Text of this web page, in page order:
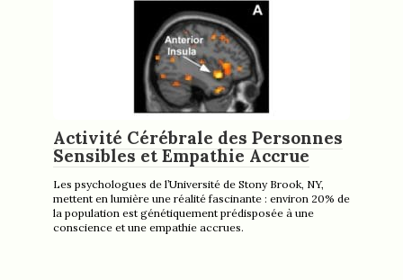
Activité Cérébrale des Personnes
Sensibles et Empathie Accrue
Les psychologues de l’Université de Stony Brook, NY,
mettent en lumière une réalité fascinante : environ 20% de
la population est génétiquement prédisposée à une
conscience et une empathie accrues.